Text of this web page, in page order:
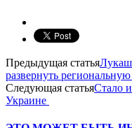
Предыдущая статья
развернуть
Следующая статьяСтало
Украине